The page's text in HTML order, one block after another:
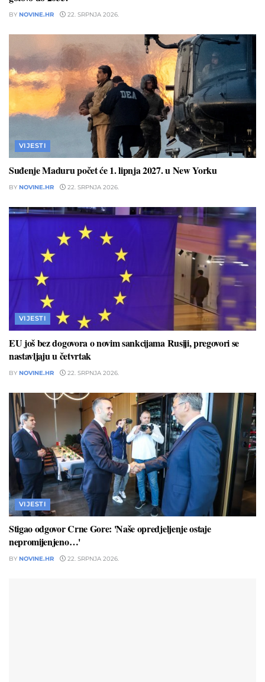
BY NOVINE.HR 22. SRPNJA 2026.
VIJESTI
Suđenje Maduru počet će 1. lipnja 2027. u New Yorku
BY NOVINE.HR 22. SRPNJA 2026.
VIJESTI
EU još bez dogovora o novim sankcijama Rusiji, pregovori se
nastavljaju u četvrtak
BY NOVINE.HR 22. SRPNJA 2026.
VIJESTI
Stigao odgovor Crne Gore: 'Naše opredjeljenje ostaje
nepromijenjeno…'
BY NOVINE.HR 22. SRPNJA 2026.